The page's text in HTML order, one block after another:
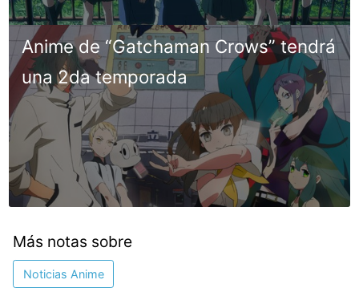
Anime de “Gatchaman Crows” tendrá
una 2da temporada
Más notas sobre
Noticias Anime